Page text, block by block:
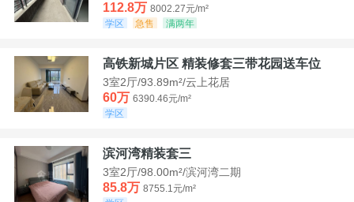
112.8万 8002.27元/m²
学区
急售 满两年
高铁新城片区 精装修套三带花园送车位
3室2厅/93.89m²/云上花居
60万 6390.46元/m²
学区
滨河湾精装套三
3室2厅/98.00m²/滨河湾二期
85.8万 8755.1元/m²